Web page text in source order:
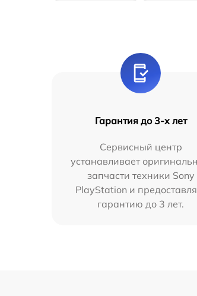
Гарантия до 3-х лет
Сервисный центр
устанавливает
запчасти техники Sony
PlayStation и
гарантию до 3 лет.